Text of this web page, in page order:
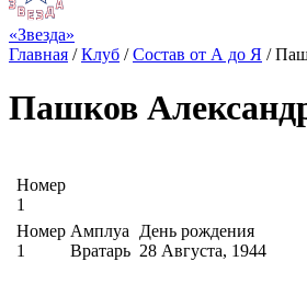
«Звезда»
Главная /Клуб /Состав от А до Я /
Пашков
Номер
1
Номер
1
Амплуа
Вратарь
День рождения
28 Августа, 1944